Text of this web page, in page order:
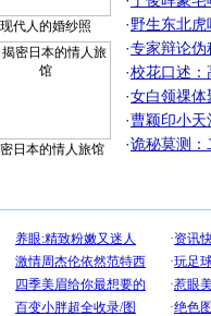
现代人的婚纱照
日本的情人旅馆
·野生东北
·专家辩论伪
·校花口述：
·女白领祼体
·曹颖印小天
·诡秘莫测：
[圣诞节]
你太多
要平安
[圣诞节]